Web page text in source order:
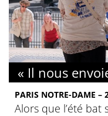
« Il nous
PARIS NOTRE-DAME –
Alors que l’été bat